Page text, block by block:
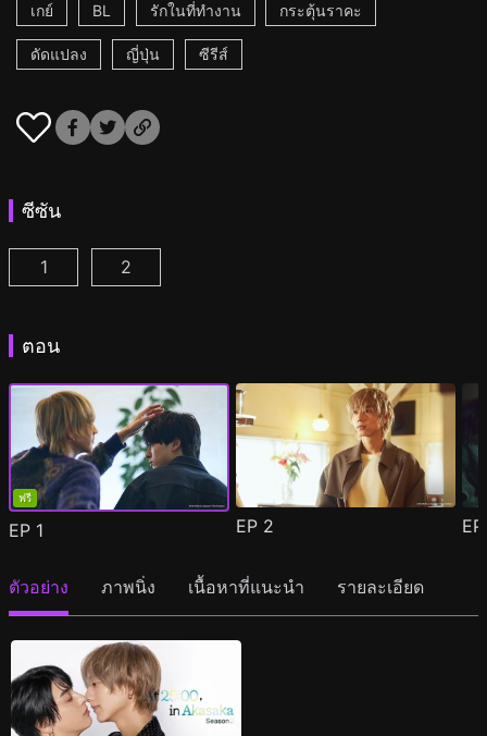
เกย์
BL รักในที่ทำงาน กระตุ้นราคะ
ดัดแปลง ญี่ปุ่น ซีรีส์
ซีซัน
เวลา 25.00 น. ณ อาคาซากะ ตอนที่ 1
1 เวลา 25.00 น. ณ อาคาซากะ ซีซั่น2 ตอนที่ 1
2
ตอน
ฟรี
EP 1 EP 2
ตัวอย่าง ภาพนิ่ง เนื้อหาที่แนะนำ รายละเอียด